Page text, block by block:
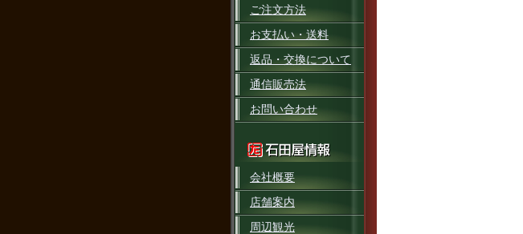
ご注文方法
お支払い・送料
返品・交換について
通信販売法
お問い合わせ
会社概要
店舗案内
周辺観光